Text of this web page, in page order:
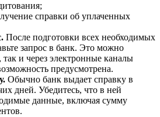
справки об уплаченных
После подготовки всех необходимых
запрос в банк. Это можно
так и через электронные каналы
предусмотрена.
Обычно банк выдает справку в
дней. Убедитесь, что в ней
данные, включая сумму